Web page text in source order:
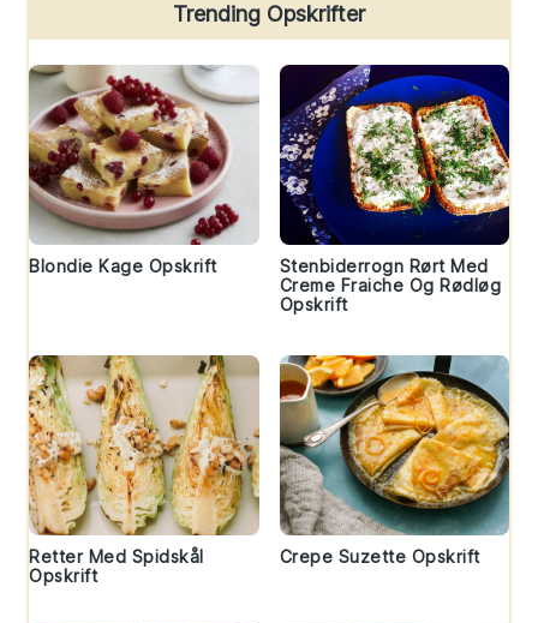
Trending Opskrifter
Blondie Kage Opskrift
Stenbiderrogn Rørt Med
Creme Fraiche Og Rødløg
Opskrift
Retter Med Spidskål
Opskrift
Crepe Suzette Opskrift